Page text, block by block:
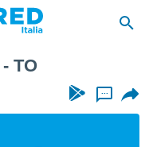
TO
...